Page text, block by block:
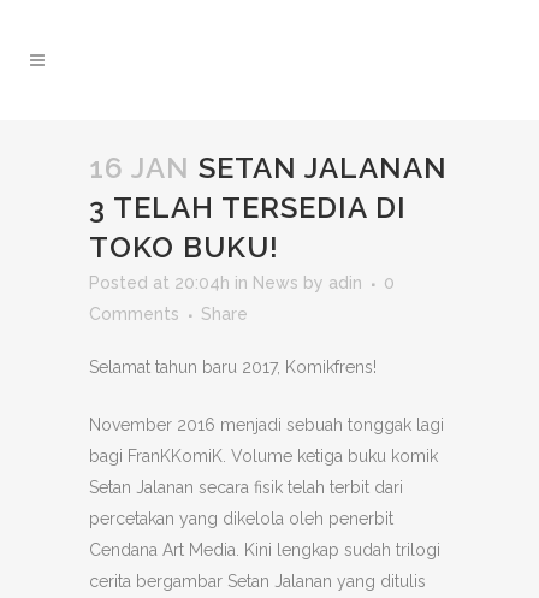
16 JAN SETAN JALANAN
3 TELAH TERSEDIA DI
TOKO BUKU!
Posted at 20:04h in News by adin
0
Comments
Share
Selamat tahun baru 2017, Komikfrens!
November 2016 menjadi sebuah tonggak lagi
bagi FranKKomiK. Volume ketiga buku komik
Setan Jalanan secara fisik telah terbit dari
percetakan yang dikelola oleh penerbit
Cendana Art Media. Kini lengkap sudah trilogi
cerita bergambar Setan Jalanan yang ditulis